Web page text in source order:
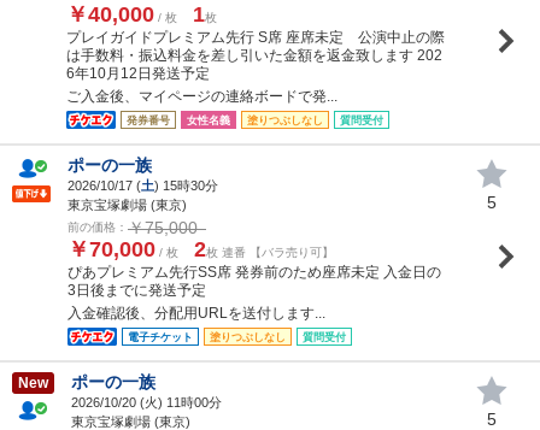
￥40,000 / 枚 1枚
プレイガイドプレミアム先行 S席 座席未定 公演中止の際
は手数料・振込料金を差し引いた金額を返金致します 202
6年10月12日発送予定
ご入金後、マイページの連絡ボードで発...
発券番号 女性名義 塗りつぶしなし 質問受付
ポーの一族
2026/10/17 (土) 15時30分
東京宝塚劇場 (東京)
前の価格： ￥75,000
￥70,000 / 枚 2枚 連番 【バラ売り可】
ぴあプレミアム先行SS席 発券前のため座席未定 入金日の
3日後までに発送予定
入金確認後、分配用URLを送付します...
電子チケット 塗りつぶしなし 質問受付
5
New ポーの一族
2026/10/20 (火) 11時00分
東京宝塚劇場 (東京)
5